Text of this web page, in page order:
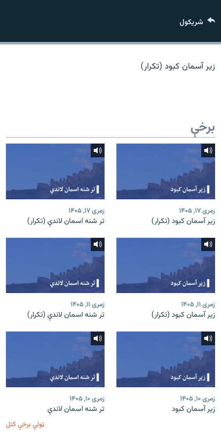
د ازادې اروپا/ ازادي راډيو ټولې پاڼې
شريکول
زیر آسمان کبود (تکرار)
برخې
زمری ۱۷, ۱۴۰۵
زیر آسمان کبود (تکرار)
زمری ۱۷, ۱۴۰۵
تر شنه اسمان لاندې (تکرار)
زمری ۱۱, ۱۴۰۵
زیر آسمان کبود (تکرار)
زمری ۱۱, ۱۴۰۵
تر شنه اسمان لاندې (تکرار)
زمری ۱۰, ۱۴۰۵
زیر آسمان کبود
زمری ۱۰, ۱۴۰۵
تر شنه اسمان لاندې
ټولې برخې کتل